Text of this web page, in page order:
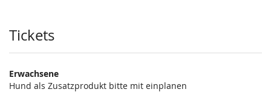
Produkte
Tickets
Erwachsene
Hund als Zusatzprodukt bitte mit einplanen